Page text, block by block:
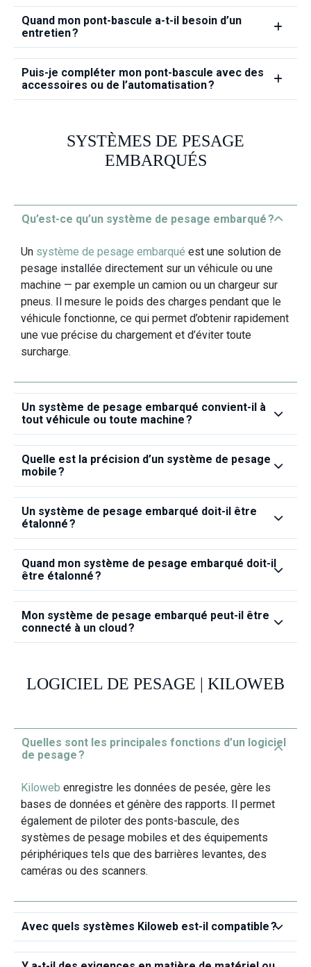
Quand mon pont‑bascule a‑t‑il besoin d’un
entretien ?
Puis‑je compléter mon pont‑bascule avec des
accessoires ou de l’automatisation ?
SYSTÈMES DE PESAGE
EMBARQUÉS
Qu’est‑ce qu’un système de pesage embarqué ?
Un système de pesage embarqué est une solution de
pesage installée directement sur un véhicule ou une
machine — par exemple un camion ou un chargeur sur
pneus. Il mesure le poids des charges pendant que le
véhicule fonctionne, ce qui permet d’obtenir rapidement
une vue précise du chargement et d’éviter toute
surcharge.
Un système de pesage embarqué convient‑il à
tout véhicule ou toute machine ?
Quelle est la précision d’un système de pesage
mobile ?
Un système de pesage embarqué doit‑il être
étalonné ?
Quand mon système de pesage embarqué doit‑il
être étalonné ?
Mon système de pesage embarqué peut‑il être
connecté à un cloud ?
LOGICIEL DE PESAGE | KILOWEB
Quelles sont les principales fonctions d’un logiciel
de pesage ?
Kiloweb enregistre les données de pesée, gère les
bases de données et génère des rapports. Il permet
également de piloter des ponts‑bascule, des
systèmes de pesage mobiles et des équipements
périphériques tels que des barrières levantes, des
caméras ou des scanners.
Avec quels systèmes Kiloweb est‑il compatible ?